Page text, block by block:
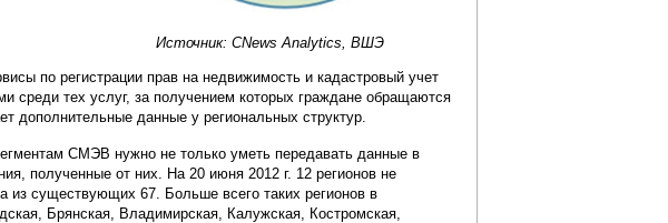
Источник: CNews Analytics, ВШЭ
по регистрации прав на недвижимость и кадастровый учет
тех услуг, за получением которых граждане обращаются
дополнительные данные у региональных структур.
СМЭВ нужно не только уметь передавать данные в
полученные от них. На 20 июня 2012 г. 12 регионов не
из существующих 67. Больше всего таких регионов в
Брянская, Владимирская, Калужская, Костромская,